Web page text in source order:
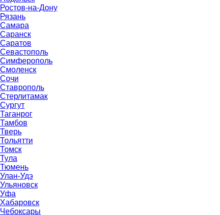
Ростов-на-Дону
Рязань
Самара
Саранск
Саратов
Севастополь
Симферополь
Смоленск
Сочи
Ставрополь
Стерлитамак
Сургут
Таганрог
Тамбов
Тверь
Тольятти
Томск
Тула
Тюмень
Улан-Удэ
Ульяновск
Уфа
Хабаровск
Чебоксары